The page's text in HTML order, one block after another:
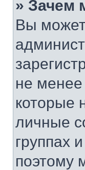
» Зачем
Вы
не
которые
личные
группах
поэтому